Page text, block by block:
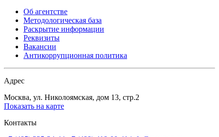
Об агентстве
Методологическая база
Раскрытие информации
Реквизиты
Вакансии
Антикоррупционная политика
Адрес
Москва, ул. Николоямская, дом 13, стр.2
Показать на карте
Контакты